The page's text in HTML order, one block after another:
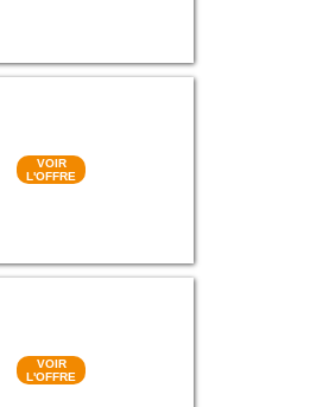
VOIR
L'OFFRE
VOIR
L'OFFRE